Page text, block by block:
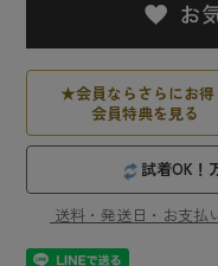
★会員ならさらにお得
会員特典を見る
試着OK！
送料・発送日・お支払